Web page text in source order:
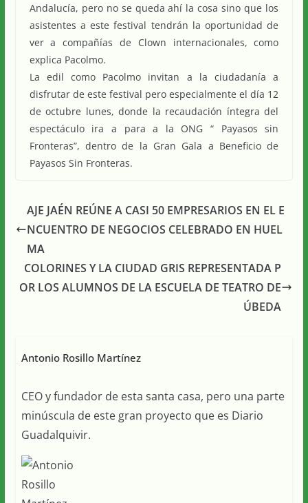
Andalucía, pero no se queda ahí la cosa sino que los
asistentes a este festival tendrán la oportunidad de
ver a compañías de Clown internacionales, como
explica Pacolmo.
La edil como Pacolmo invitan a la ciudadanía a
disfrutar de este festival pero especialmente el día 12
de octubre lunes, donde la recaudación íntegra del
espectáculo ira a para a la ONG “ Payasos sin
Fronteras”, dentro de la Gran Gala a Beneficio de
Payasos Sin Fronteras.
AJE JAÉN REÚNE A CASI 50 EMPRESARIOS EN EL E
NCUENTRO DE NEGOCIOS CELEBRADO EN HUEL
MA
COLORINES Y LA CIUDAD GRIS REPRESENTADA P
OR LOS ALUMNOS DE LA ESCUELA DE TEATRO DE
ÚBEDA
Antonio Rosillo Martínez
CEO y fundador de esta santa casa, pero una parte
minúscula de este gran proyecto que es Diario
Guadalquivir.